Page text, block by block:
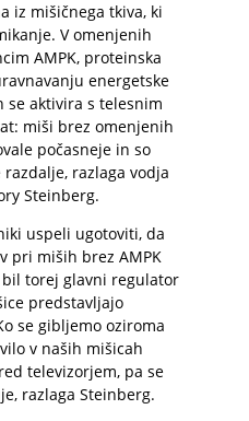
iz mišičnega tkiva, ki
V omenjenih
AMPK, proteinska
energetske
se aktivira s telesnim
miši brez omenjenih
počasneje in so
razlaga vodja
Steinberg.
uspeli ugotoviti, da
pri miših brez AMPK
torej glavni regulator
predstavljajo
se gibljemo oziroma
v naših mišicah
televizorjem, pa se
razlaga Steinberg.